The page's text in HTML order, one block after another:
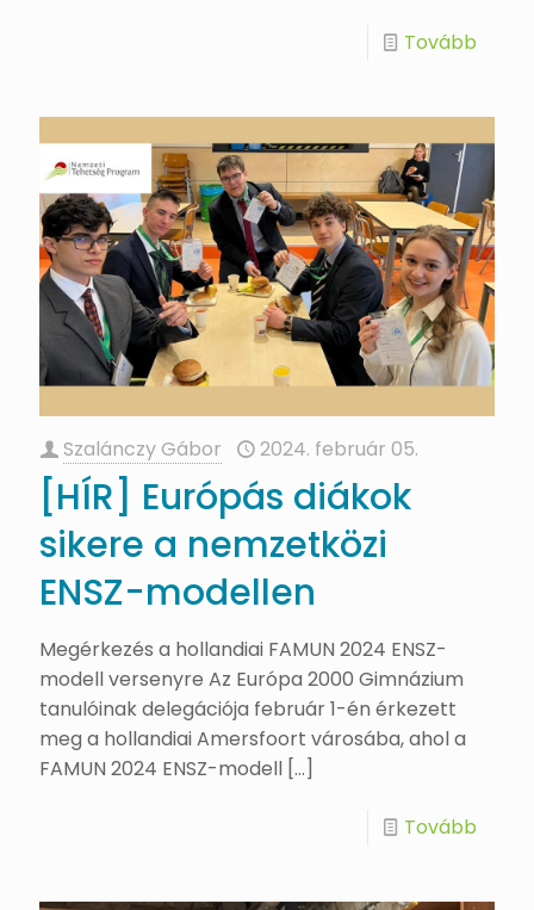
Tovább
Szalánczy Gábor 2024. február 05.
[HÍR] Európás diákok
sikere a nemzetközi
ENSZ-modellen
Megérkezés a hollandiai FAMUN 2024 ENSZ-
modell versenyre Az Európa 2000 Gimnázium
tanulóinak delegációja február 1-én érkezett
meg a hollandiai Amersfoort városába, ahol a
FAMUN 2024 ENSZ-modell […]
Tovább